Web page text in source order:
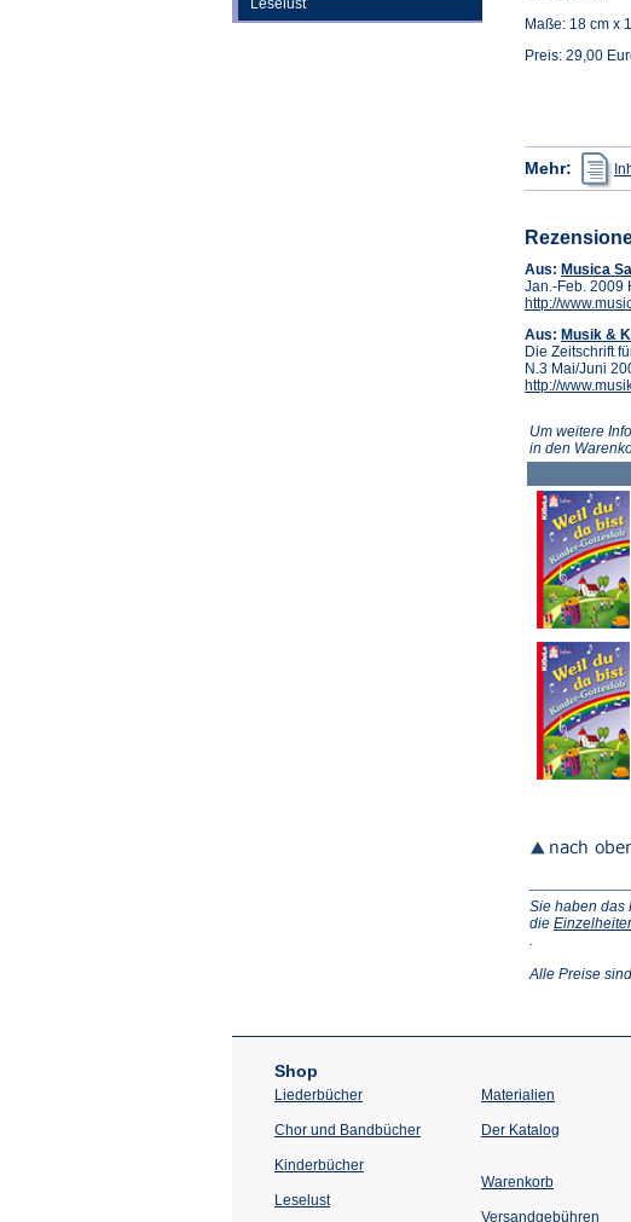
Leselust
Maße: 18 cm x
Preis: 29,00
Mehr:
Aus: Musica
Jan.-Feb. 2009
http://
Aus: Musik &
Die Zeitschrift
N.3 Mai/Juni
http://
Um weitere
in den
Sie haben das
die
einem
.
Alle Preise
Shop
Liederbücher
Chor und Bandbücher
Kinderbücher
Leselust
Materialien
Der Katalog
Warenkorb
Versandgebühren